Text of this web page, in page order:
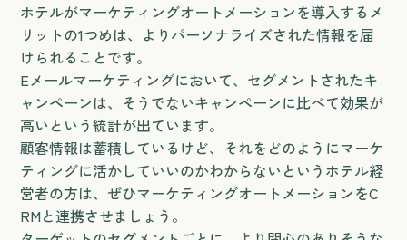
ホテルがマーケティングオートメーションを導入するメ
リットの1つめは、よりパーソナライズされた情報を届
けられることです。
Eメールマーケティングにおいて、セグメントされたキ
ャンペーンは、そうでないキャンペーンに比べて効果が
高いという統計が出ています。
顧客情報は蓄積しているけど、それをどのようにマーケ
ティングに活かしていいのかわからないというホテル経
営者の方は、ぜひマーケティングオートメーションをC
RMと連携させましょう。